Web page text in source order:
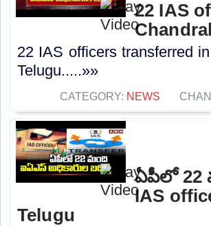
22 IAS
22 IAS officers transferred
Telugu.....»»
CATEGORY: NEWS
ఏపీలో 22
IAS
Telugu